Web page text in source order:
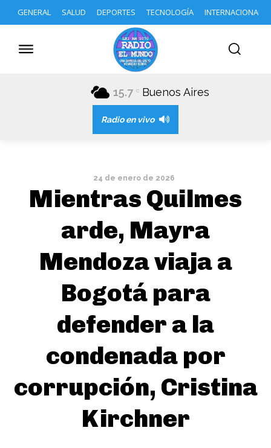
GENERAL SALUD DEPORTES TECNOLOGÍA INTERNACIONAL
15.7 C Buenos Aires
Radio en vivo
24 de enero de 2026
Mientras Quilmes
arde, Mayra
Mendoza viaja a
Bogotá para
defender a la
condenada por
corrupción, Cristina
Kirchner